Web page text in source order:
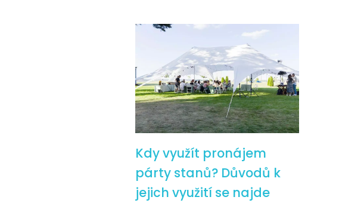
Kdy využít pronájem
párty stanů? Důvodů k
jejich využití se najde